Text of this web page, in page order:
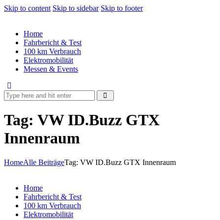
Skip to content Skip to sidebar Skip to footer
Home
Fahrbericht & Test
100 km Verbrauch
Elektromobilität
Messen & Events
Tag: VW ID.Buzz GTX
Innenraum
HomeAlle BeiträgeTag: VW ID.Buzz GTX Innenraum
Home
Fahrbericht & Test
100 km Verbrauch
Elektromobilität